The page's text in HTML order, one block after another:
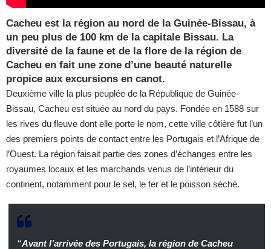
Cacheu est la région au nord de la Guinée-Bissau, à
un peu plus de 100 km de la capitale Bissau. La
diversité de la faune et de la flore de la région de
Cacheu en fait une zone d’une beauté naturelle
propice aux excursions en canot.
Deuxième ville la plus peuplée de la République de Guinée-
Bissau, Cacheu est située au nord du pays. Fondée en 1588 sur
les rives du fleuve dont elle porte le nom, cette ville côtière fut l’un
des premiers points de contact entre les Portugais et l’Afrique de
l’Ouest. La région faisait partie des zones d’échanges entre les
royaumes locaux et les marchands venus de l’intérieur du
continent, notamment pour le sel, le fer et le poisson séché.
“Avant l’arrivée des Portugais, la région de Cacheu